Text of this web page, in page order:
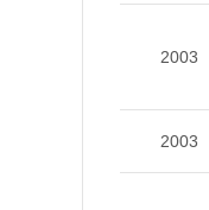
2003
2003